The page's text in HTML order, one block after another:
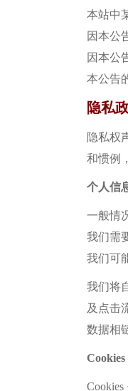
本站中
因本公
因本公
本公告
隐私
隐私权
和惯例
个人信
一般情
我们需
我们可
我们将
及点击
数据相
Cookies